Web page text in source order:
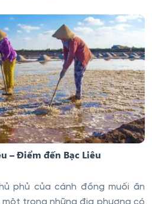
– Điểm đến Bạc Liêu
phủ của cánh đồng muối ăn
trong những địa phương có